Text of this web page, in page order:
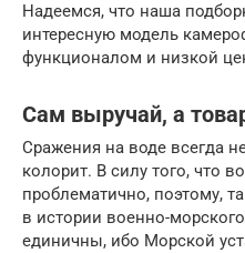
Надеемся, что наша
интересную модель
функционалом и низкой
Сам выручай, а
Сражения на воде всегда
колорит. В силу того, что
проблематично, поэтому,
в истории военно-
единичны, ибо Морской